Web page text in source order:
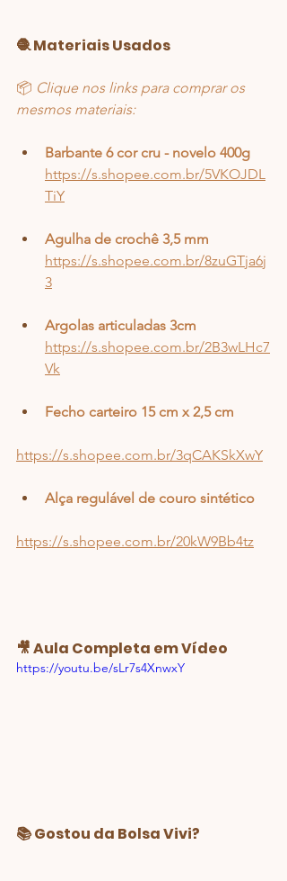
🧶 Materiais Usados
📦 Clique nos links para comprar os
mesmos materiais:
Barbante 6 cor cru - novelo 400g
https://s.shopee.com.br/5VKOJDL
TiY
Agulha de crochê 3,5 mm
https://s.shopee.com.br/8zuGTja6j
3
Argolas articuladas 3cm
https://s.shopee.com.br/2B3wLHc7
Vk
Fecho carteiro 15 cm x 2,5 cm
https://s.shopee.com.br/3qCAKSkXwY
Alça regulável de couro sintético
https://s.shopee.com.br/20kW9Bb4tz
🎥 Aula Completa em Vídeo
https://youtu.be/sLr7s4XnwxY
📚 Gostou da Bolsa Vivi?